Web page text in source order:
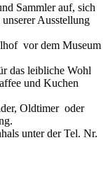
Sammler auf, sich
Ausstellung
vor dem Museum
das leibliche Wohl
und Kuchen
Oldtimer oder
unter der Tel. Nr.